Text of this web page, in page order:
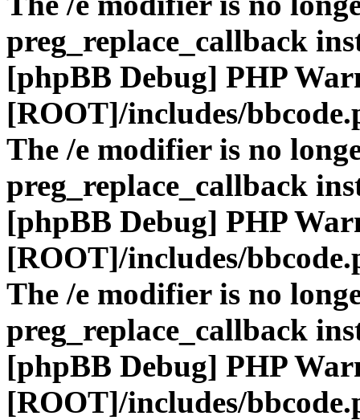
preg_replace_callback
[phpBB Debug] PHP
[ROOT]/includes/
The /e modifier is no
preg_replace_callback
[phpBB Debug] PHP
[ROOT]/includes/
The /e modifier is no
preg_replace_callback
[phpBB Debug] PHP
[ROOT]/includes/